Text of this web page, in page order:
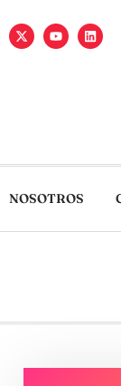
NOSOTROS